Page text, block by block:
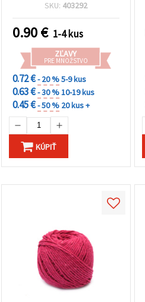
SKU: 403292
0.90€ 1-4 kus
ZĽAVY
PRE MNOŽSTVO
0.72 €- 20 %5-9 kus
0.63 €- 30 %10-19 kus
0.45 €- 50 % 20 kus +
KÚPIŤ